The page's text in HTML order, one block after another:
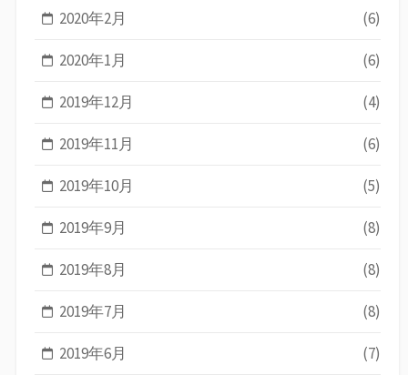
2020年2月 (6)
2020年1月 (6)
2019年12月 (4)
2019年11月 (6)
2019年10月 (5)
2019年9月 (8)
2019年8月 (8)
2019年7月 (8)
2019年6月 (7)